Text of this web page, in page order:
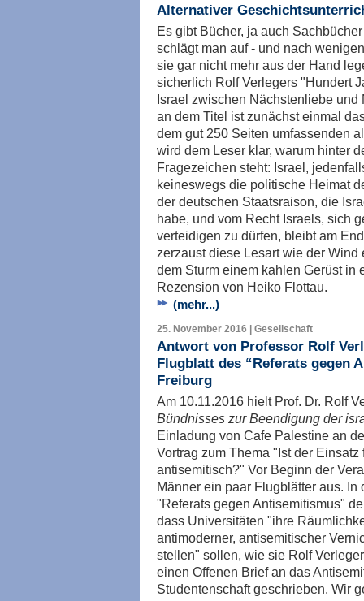
Alternativer
Es gibt Bücher, ja auch
schlägt man auf - und nach
sie gar nicht mehr aus der Hand
sicherlich Rolf Verlegers "Hundert
Israel zwischen Nächstenliebe
an dem Titel ist zunächst einmal
dem gut 250 Seiten umfassenden
wird dem Leser klar, warum hinter
Fragezeichen steht: Israel,
keineswegs die politische Heimat
der deutschen Staatsraison, die
habe, und vom Recht Israels, sich
verteidigen zu dürfen, bleibt am
zerzaust diese Lesart wie der
dem Sturm einem kahlen Gerüst in
Rezension von Heiko Flottau.
(mehr...)
25. November 2016 | Gesellschaft
Antwort von Professor Rolf
Flugblatt des “Referats gegen
Freiburg
Am 10.11.2016 hielt Prof. Dr. Rolf
Bündnisses zur Beendigung der
Einladung von Cafe Palestine an
Vortrag zum Thema "Ist der
antisemitisch?" Vor Beginn der
Männer ein paar Flugblätter aus.
"Referats gegen Antisemitismus"
dass Universitäten "ihre
antimoderner, antisemitischer
stellen" sollen, wie sie Rolf
einen Offenen Brief an das
Studentenschaft geschrieben. Wir